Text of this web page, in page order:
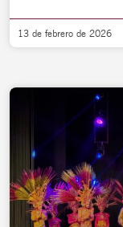
13 de febrero de 2026